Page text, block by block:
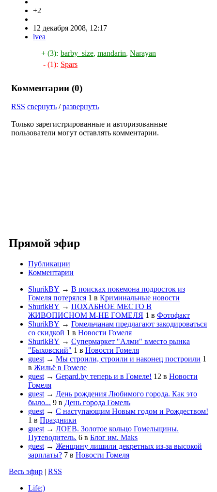
+2
12 декабря 2008, 12:17
lvea
+ (3): barby_size, mandarin, Narayan
- (1): Spars
Комментарии (0)
RSS свернуть /развернуть
Только зарегистрированные и авторизованные
пользователи могут оставлять комментарии.
Прямой эфир
Публикации
Комментарии
ShurikBY → В поисках покемона подросток из
Гомеля потерялся 1 в Криминальные новости
ShurikBY → ПОХАБНОЕ МЕСТО В
ЖИВОПИСНОМ М-НЕ ГОМЕЛЯ 1 в Фотофакт
ShurikBY → Гомельчанам предлагают закодироваться
со скидкой 1 в Новости Гомеля
ShurikBY → Супермаркет "Алми" вместо рынка
"Быховский" 1 в Новости Гомеля
guest → Мы строили, строили и наконец построили 1
в Жильё в Гомеле
guest → Gepard.by теперь и в Гомеле! 12 в Новости
Гомеля
guest → День рождения Любимого города. Как это
было... 9 в День города Гомель
guest → С наступающим Новым годом и Рождеством!
1 в Праздники
guest → ЛОЕВ. Золотое кольцо Гомельщины.
Путеводитель. 6 в Блог им. Maks
guest → Женщину лишили декретных из-за высокой
зарплаты? 7 в Новости Гомеля
Весь эфир | RSS
Life:)